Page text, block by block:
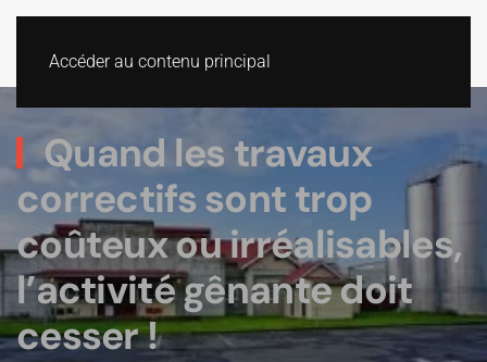
Accéder au contenu principal
Quand les travaux
correctifs sont trop
coûteux ou irréalisables,
l’activité gênante doit
cesser !